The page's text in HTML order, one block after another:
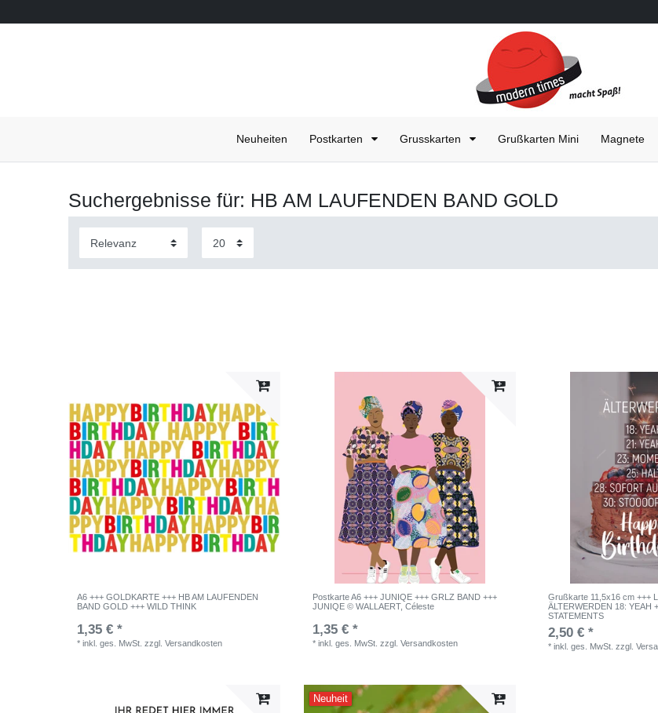
Neuheiten Postkarten Grusskarten Grußkarten Mini Magnete
Suchergebnisse für: HB AM LAUFENDEN BAND GOLD
A6 +++ GOLDKARTE +++ HB AM LAUFENDEN
BAND GOLD +++ WILD THINK
1,35 € *
*inkl. ges. MwSt. zzgl.Versandkosten
Postkarte A6 +++ JUNIQE +++ GRLZ BAND +++
JUNIQE © WALLAERT, Céleste
1,35 € *
*inkl. ges. MwSt. zzgl.Versandkosten
Grußkarte 11,5x16 cm +++
ÄLTERWERDEN 18: YEAH
STATEMENTS
2,50 € *
*inkl. ges. MwSt. zzgl.
Neuheit